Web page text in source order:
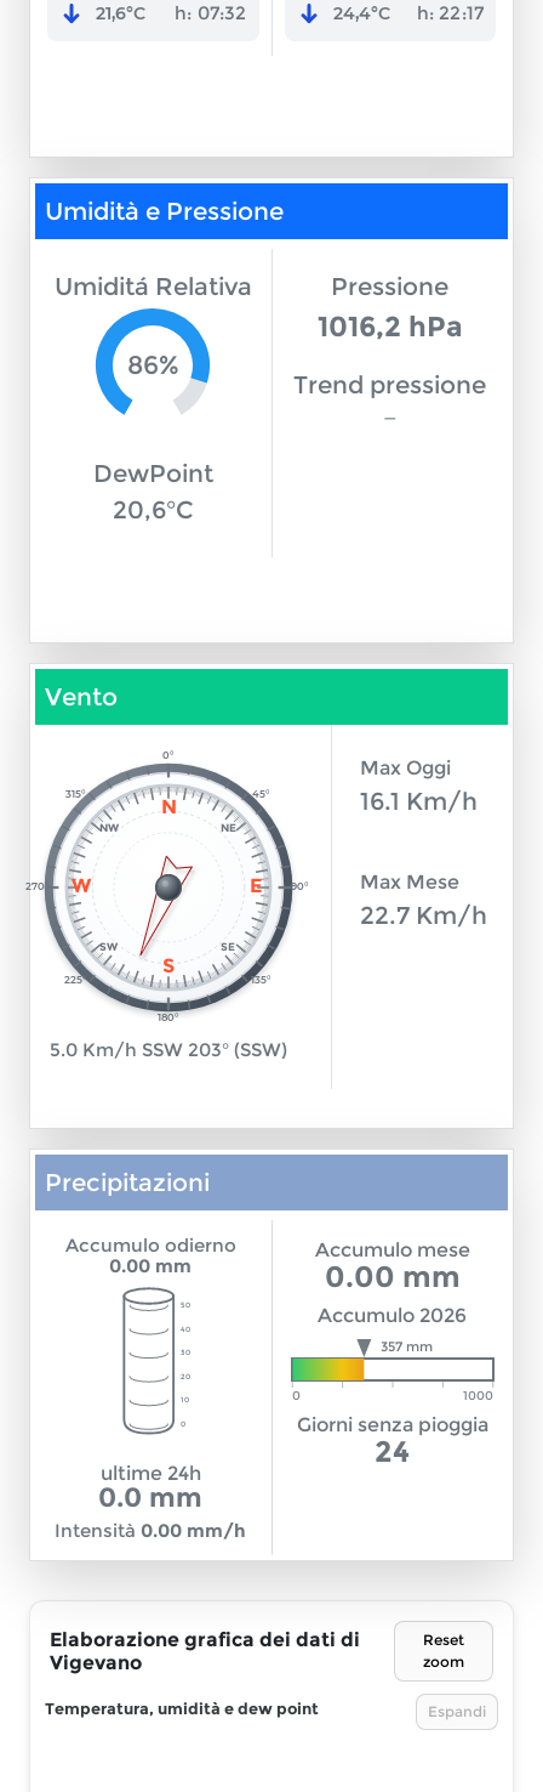
21,6°C h: 07:32 24,4°C h: 22:17
Umidità e Pressione
Umiditá Relativa
86%
DewPoint
20,6°C
Pressione
1016,2 hPa
Trend pressione
—
Vento
0°
45°
90°
135°
180°
225°
270°
315°
NE
SE
SW
NW
N
E
S
W
5.0 Km/h SSW 203° (SSW)
Max Oggi
16.1 Km/h
Max Mese
22.7 Km/h
Precipitazioni
Accumulo odierno
0.00 mm
0
10
20
30
40
50
ultime 24h
0.0 mm
Intensità 0.00 mm/h
Accumulo mese
0.00 mm
Accumulo 2026
357 mm
0 1000
Giorni senza pioggia
24
Elaborazione grafica dei dati di
Vigevano
Reset
zoom
Temperatura, umidità e dew point Espandi